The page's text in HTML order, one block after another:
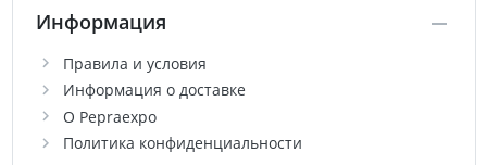
Информация
Правила и условия
Информация о доставке
О Pepraexpo
Политика конфиденциальности